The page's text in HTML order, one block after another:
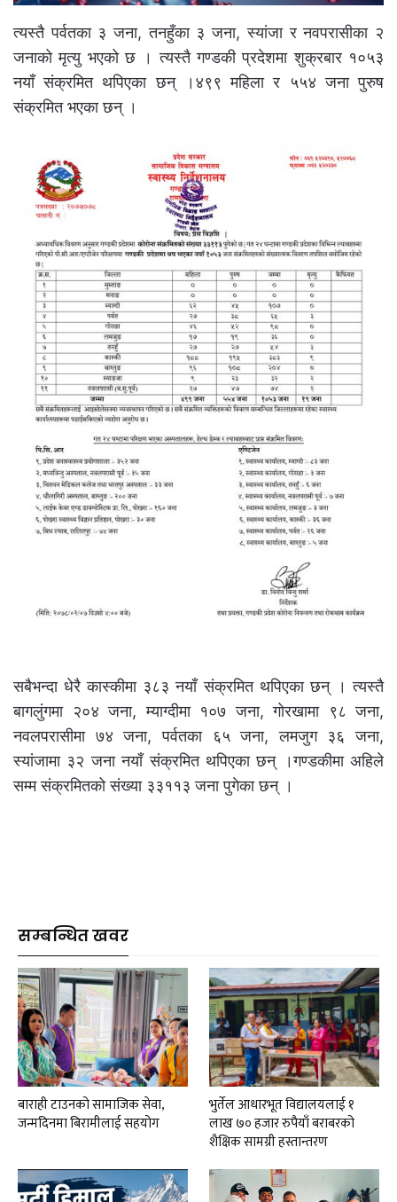
त्यस्तै पर्वतका ३ जना, तनहुँका ३ जना, स्यांजा र नवपरासीका २
जनाको मृत्यु भएको छ । त्यस्तै गण्डकी प्रदेशमा शुक्रबार १०५३
नयाँ संक्रमित थपिएका छन् ।४९९ महिला र ५५४ जना पुरुष
संक्रमित भएका छन् ।
सबैभन्दा धेरै कास्कीमा ३८३ नयाँ संक्रमित थपिएका छन् । त्यस्तै
बागलुंगमा २०४ जना, म्याग्दीमा १०७ जना, गोरखामा ९८ जना,
नवलपरासीमा ७४ जना, पर्वतका ६५ जना, लमजुग ३६ जना,
स्यांजामा ३२ जना नयाँ संक्रमित थपिएका छन् ।गण्डकीमा अहिले
सम्म संक्रमितको संख्या ३३११३ जना पुगेका छन् ।
सम्बन्धित खवर
बाराही टाउनको सामाजिक सेवा,
जन्मदिनमा बिरामीलाई सहयोग
भुर्तेल आधारभूत विद्यालयलाई १
लाख ७० हजार रुपैयाँ बराबरको
शैक्षिक सामग्री हस्तान्तरण